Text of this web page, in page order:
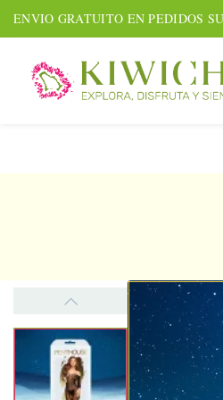
ENVIO GRATUITO EN PEDIDOS
NUEVO
AGOTADO